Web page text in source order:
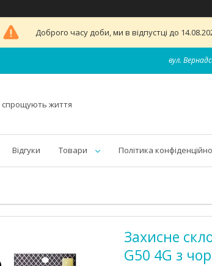
Доброго часу доби, ми в відпустці до
вул.
спрощують життя
Відгуки Товари Політика
Захисне
G50 4G з